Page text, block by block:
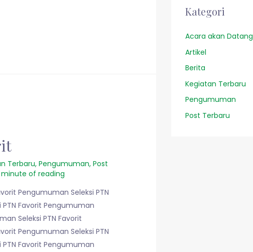
Terbaru,Pengumuman,Post
minute of reading
Pengumuman Seleksi PTN
Favorit Pengumuman
Seleksi PTN Favorit
Pengumuman Seleksi PTN
Favorit Pengumuman
Kategori
Acara akan Datang
Artikel
Berita
Kegiatan Terbaru
Pengumuman
Post Terbaru